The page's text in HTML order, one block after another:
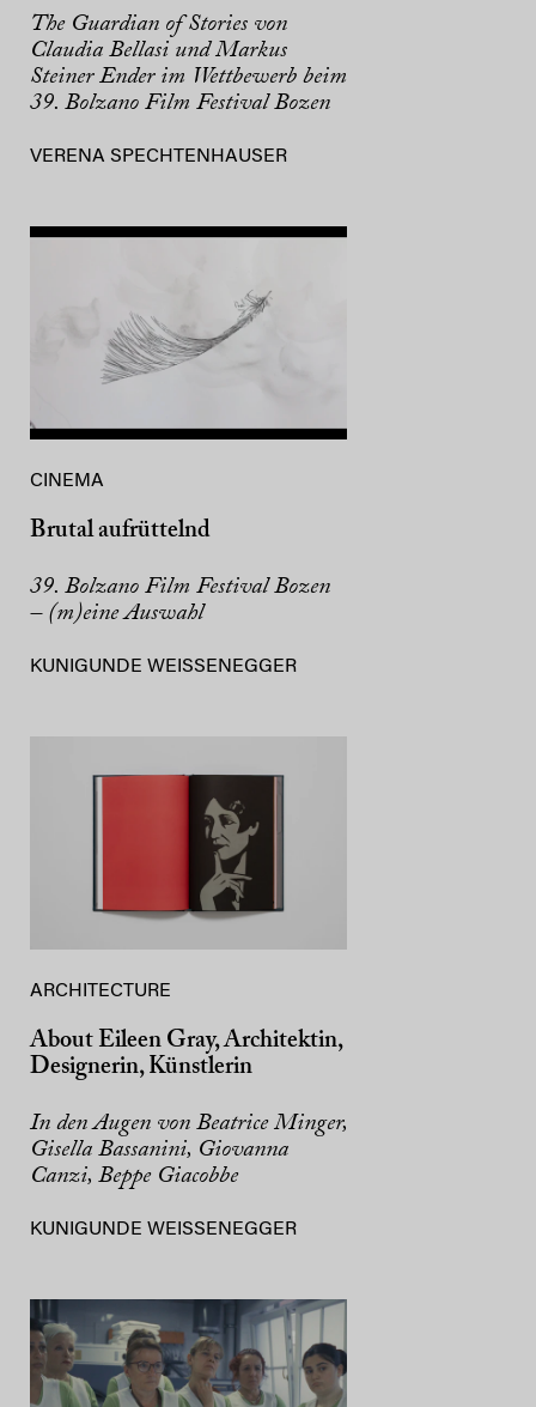
The Guardian of Stories von
Claudia Bellasi und Markus
Steiner Ender im Wettbewerb beim
39. Bolzano Film Festival Bozen
VERENA SPECHTENHAUSER
CINEMA
Brutal aufrüttelnd
39. Bolzano Film Festival Bozen
– (m)eine Auswahl
KUNIGUNDE WEISSENEGGER
ARCHITECTURE
About Eileen Gray, Architektin,
Designerin, Künstlerin
In den Augen von Beatrice Minger,
Gisella Bassanini, Giovanna
Canzi, Beppe Giacobbe
KUNIGUNDE WEISSENEGGER